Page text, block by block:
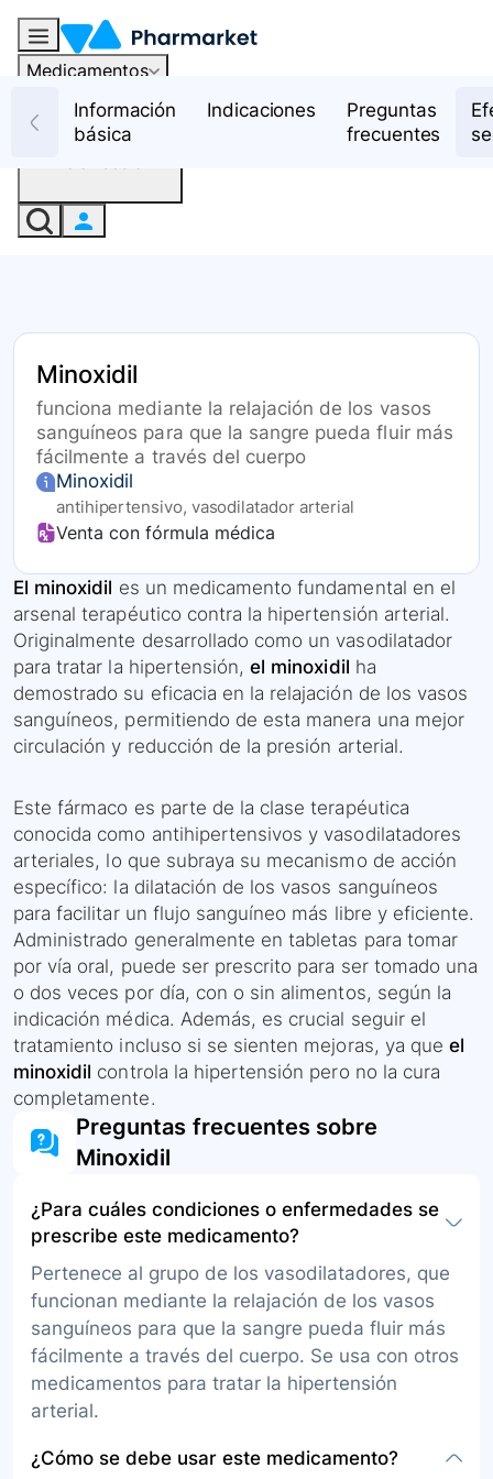
Medicamentos
RecursosInformación
básica
Indicaciones
Preguntas
frecuentes
Minoxidil
funciona mediante la relajación de los vasos
sanguíneos para que la sangre pueda fluir más
fácilmente a través del cuerpo
Minoxidil
antihipertensivo, vasodilatador arterial
Venta con fórmula médica
El minoxidil es un medicamento fundamental en el
arsenal terapéutico contra la hipertensión arterial.
Originalmente desarrollado como un vasodilatador
para tratar la hipertensión,el minoxidil ha
demostrado su eficacia en la relajación de los vasos
sanguíneos, permitiendo de esta manera una mejor
circulación y reducción de la presión arterial.
Este fármaco es parte de la clase terapéutica
conocida como antihipertensivos y vasodilatadores
arteriales, lo que subraya su mecanismo de acción
específico: la dilatación de los vasos sanguíneos
para facilitar un flujo sanguíneo más libre y eficiente.
Administrado generalmente en tabletas para tomar
por vía oral, puede ser prescrito para ser tomado una
o dos veces por día, con o sin alimentos, según la
indicación médica. Además, es crucial seguir el
tratamiento incluso si se sienten mejoras, ya queel
minoxidil controla la hipertensión pero no la cura
completamente.
Preguntas frecuentes sobre
Minoxidil
¿Para cuáles condiciones o enfermedades se
prescribe este medicamento?
Pertenece al grupo de los vasodilatadores, que
funcionan mediante la relajación de los vasos
sanguíneos para que la sangre pueda fluir más
fácilmente a través del cuerpo. Se usa con otros
medicamentos para tratar la hipertensión
arterial.
¿Cómo se debe usar este medicamento?